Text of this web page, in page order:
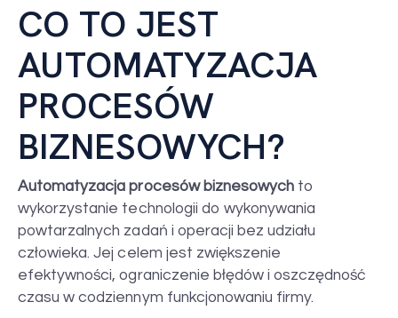
CO TO JEST
AUTOMATYZACJA
PROCESÓW
BIZNESOWYCH?
Automatyzacja procesów biznesowych to
wykorzystanie technologii do wykonywania
powtarzalnych zadań i operacji bez udziału
człowieka. Jej celem jest zwiększenie
efektywności, ograniczenie błędów i oszczędność
czasu w codziennym funkcjonowaniu firmy.